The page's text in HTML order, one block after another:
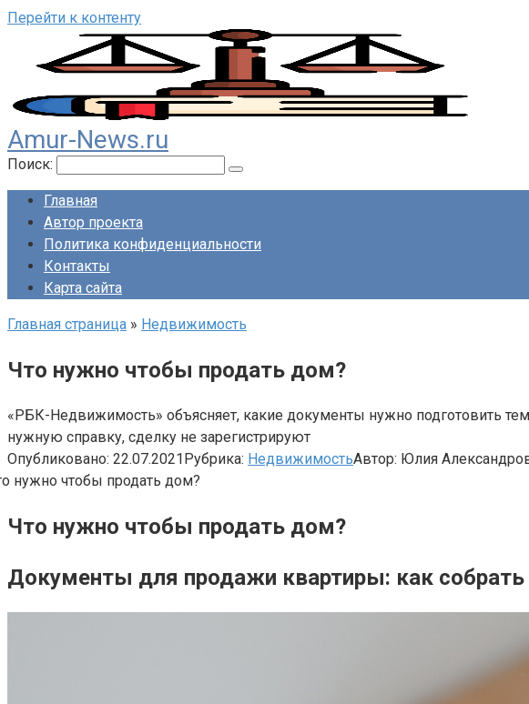
Перейти к контенту
Amur-News.ru
Поиск:
Главная
Автор проекта
Политика конфиденциальности
Контакты
Карта сайта
Главная страница » Недвижимость
Что нужно чтобы продать дом?
«РБК-Недвижимость» объясняет, какие документы нужно подготовить
нужную справку, сделку не зарегистрируют
Опубликовано: 22.07.2021Рубрика: НедвижимостьАвтор: Юлия
Что нужно чтобы продать дом?
Документы для продажи квартиры: как